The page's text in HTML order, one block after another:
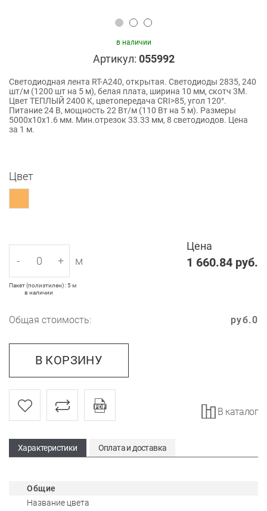
в наличии
Артикул: 055992
Светодиодная лента RT-A240, открытая. Светодиоды 2835, 240
шт/м (1200 шт на 5 м), белая плата, ширина 10 мм, скотч 3M.
Цвет ТЕПЛЫЙ 2400 K, цветопередача CRI>85, угол 120°.
Питание 24 В, мощность 22 Вт/м (110 Вт на 5 м). Размеры
5000x10x1.6 мм. Мин.отрезок 33.33 мм, 8 светодиодов. Цена
за 1 м.
Цвет
Цена
1 660.84 руб.
- + м
Пакет (полиэтилен) : 5 м
в наличии
Общая стоимость: 0
руб.
В КОРЗИНУ
В каталог
Характеристики Оплата и доставка
Общие
Название цвета